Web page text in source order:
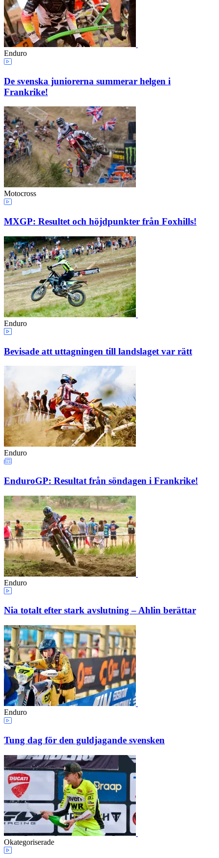
Enduro
De svenska juniorerna summerar helgen i
Frankrike!
Motocross
MXGP: Resultet och höjdpunkter från Foxhills!
Enduro
Bevisade att uttagningen till landslaget var rätt
Enduro
EnduroGP: Resultat från söndagen i Frankrike!
Enduro
Nia totalt efter stark avslutning – Ahlin berättar
Enduro
Tung dag för den guldjagande svensken
Okategoriserade